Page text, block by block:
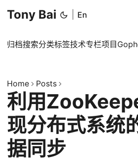
Tony Bai En
归档搜索分类标签技术专栏项目
Home Posts
利用
现分布式系统
据同步